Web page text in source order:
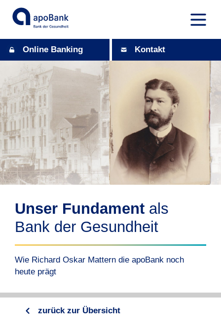
Online Banking Kontakt
Unser Fundament als
Bank der Gesundheit
Wie Richard Oskar Mattern die apoBank noch
heute prägt
zurück zur Übersicht